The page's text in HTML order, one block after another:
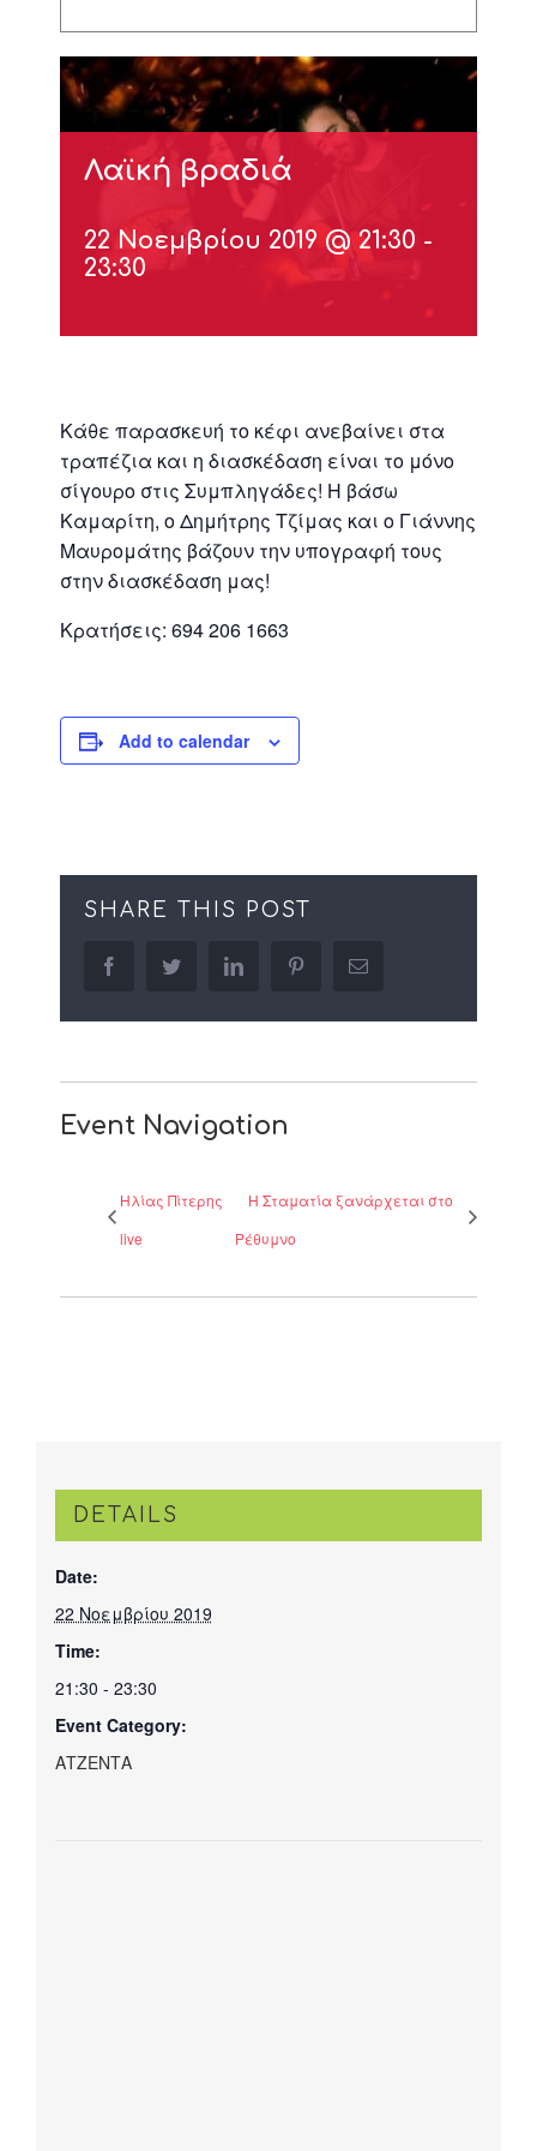
Λαϊκή βραδιά
22 Νοεμβρίου 2019 @ 21:30 -
23:30
Κάθε παρασκευή το κέφι ανεβαίνει στα
τραπέζια και η διασκέδαση είναι το μόνο
σίγουρο στις Συμπληγάδες! Η βάσω
Καμαρίτη, ο Δημήτρης Τζίμας και ο Γιάννης
Μαυρομάτης βάζουν την υπογραφή τους
στην διασκέδαση μας!
Κρατήσεις: 694 206 1663
Add to calendar
SHARE THIS POST
facebooktwitter linkedin pinterestEmail
Event Navigation
Ηλίας Πίτερης
live
Η Σταματία ξανάρχεται στο
Ρέθυμνο
DETAILS
Date:
22 Νοεμβρίου 2019
Time:
21:30 - 23:30
Event Category:
ΑΤΖΕΝΤΑ